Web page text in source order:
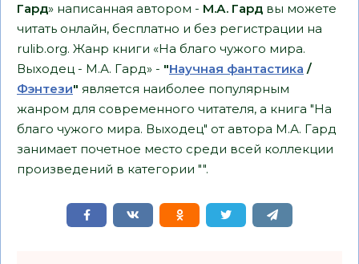
Гард» написанная автором - М.А. Гард вы можете
читать онлайн, бесплатно и без регистрации на
rulib.org. Жанр книги «На благо чужого мира.
Выходец - М.А. Гард» - "Научная фантастика /
Фэнтези" является наиболее популярным
жанром для современного читателя, а книга "На
благо чужого мира. Выходец" от автора М.А. Гард
занимает почетное место среди всей коллекции
произведений в категории "".